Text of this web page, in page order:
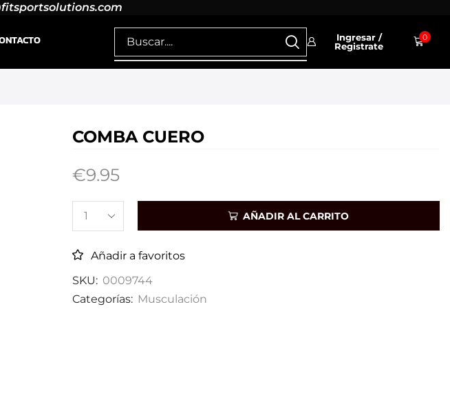
Ingresar /
Registrate
0
COMBA CUERO
€9.95
AÑADIR AL CARRITO
Añadir a favoritos
SKU: 0009744
Categorías: Musculación